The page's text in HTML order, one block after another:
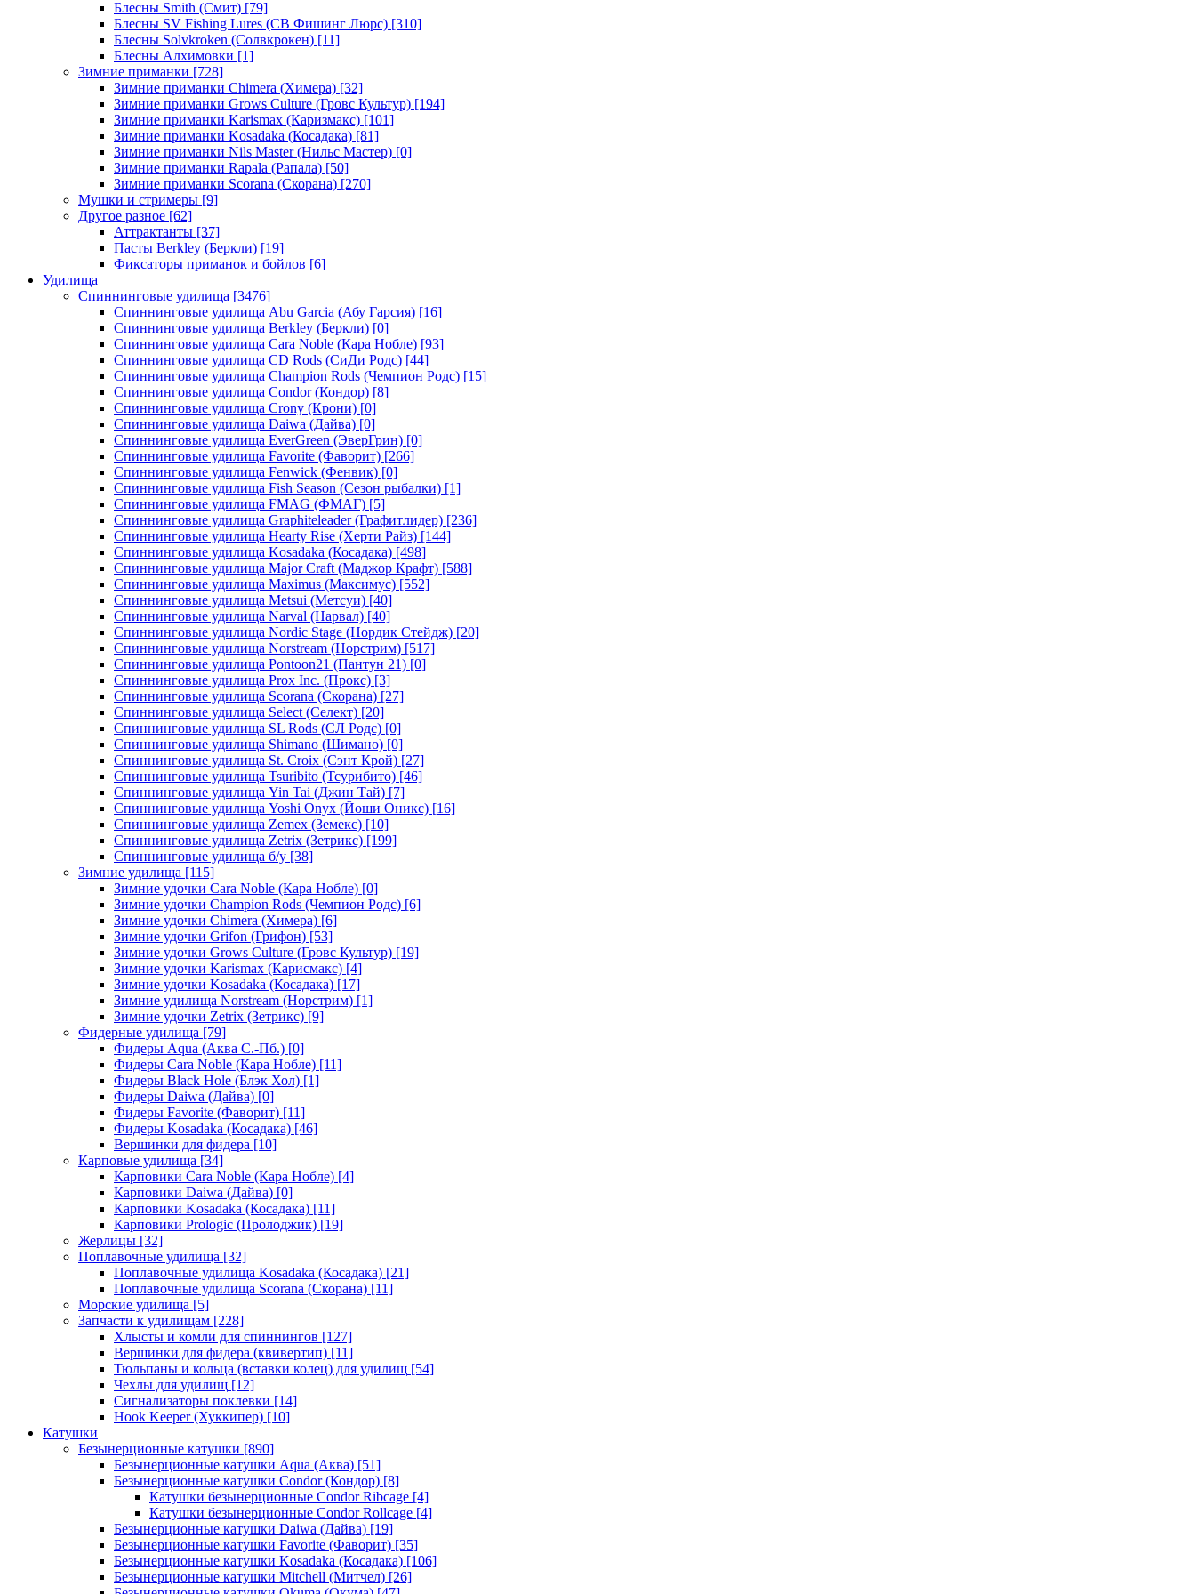
Блесны Smith (Смит) [79]
Блесны SV Fishing Lures (СВ Фишинг Люрс) [310]
Блесны Solvkroken (Солвкрокен) [11]
Блесны Алхимовки [1]
Зимние приманки [728]
Зимние приманки Chimera (Химера) [32]
Зимние приманки Grows Culture (Гровс Культур) [194]
Зимние приманки Karismax (Каризмакс) [101]
Зимние приманки Kosadaka (Косадака) [81]
Зимние приманки Nils Master (Нильс Мастер) [0]
Зимние приманки Rapala (Рапала) [50]
Зимние приманки Scorana (Скорана) [270]
Мушки и стримеры [9]
Другое разное [62]
Аттрактанты [37]
Пасты Berkley (Беркли) [19]
Фиксаторы приманок и бойлов [6]
Удилища
Спиннинговые удилища [3476]
Спиннинговые удилища Abu Garcia (Абу Гарсия) [16]
Спиннинговые удилища Berkley (Беркли) [0]
Спиннинговые удилища Cara Noble (Кара Нобле) [93]
Спиннинговые удилища CD Rods (СиДи Родс) [44]
Спиннинговые удилища Champion Rods (Чемпион Родс) [15]
Спиннинговые удилища Condor (Кондор) [8]
Спиннинговые удилища Crony (Крони) [0]
Спиннинговые удилища Daiwa (Дайва) [0]
Спиннинговые удилища EverGreen (ЭверГрин) [0]
Спиннинговые удилища Favorite (Фаворит) [266]
Спиннинговые удилища Fenwick (Фенвик) [0]
Спиннинговые удилища Fish Season (Сезон рыбалки) [1]
Спиннинговые удилища FMAG (ФМАГ) [5]
Спиннинговые удилища Graphiteleader (Графитлидер) [236]
Спиннинговые удилища Hearty Rise (Херти Райз) [144]
Спиннинговые удилища Kosadaka (Косадака) [498]
Спиннинговые удилища Major Craft (Маджор Крафт) [588]
Спиннинговые удилища Maximus (Максимус) [552]
Спиннинговые удилища Metsui (Метсуи) [40]
Спиннинговые удилища Narval (Нарвал) [40]
Спиннинговые удилища Nordic Stage (Нордик Стейдж) [20]
Спиннинговые удилища Norstream (Норстрим) [517]
Спиннинговые удилища Pontoon21 (Пантун 21) [0]
Спиннинговые удилища Prox Inc. (Прокс) [3]
Спиннинговые удилища Scorana (Скорана) [27]
Спиннинговые удилища Select (Селект) [20]
Спиннинговые удилища SL Rods (СЛ Родс) [0]
Спиннинговые удилища Shimano (Шимано) [0]
Спиннинговые удилища St. Croix (Сэнт Крой) [27]
Спиннинговые удилища Tsuribito (Тсурибито) [46]
Спиннинговые удилища Yin Tai (Джин Тай) [7]
Спиннинговые удилища Yoshi Onyx (Йоши Оникс) [16]
Спиннинговые удилища Zemex (Земекс) [10]
Спиннинговые удилища Zetrix (Зетрикс) [199]
Спиннинговые удилища б/у [38]
Зимние удилища [115]
Зимние удочки Cara Noble (Кара Нобле) [0]
Зимние удочки Champion Rods (Чемпион Родс) [6]
Зимние удочки Chimera (Химера) [6]
Зимние удочки Grifon (Грифон) [53]
Зимние удочки Grows Culture (Гровс Культур) [19]
Зимние удочки Karismax (Карисмакс) [4]
Зимние удочки Kosadaka (Косадака) [17]
Зимние удилища Norstream (Норстрим) [1]
Зимние удочки Zetrix (Зетрикс) [9]
Фидерные удилища [79]
Фидеры Aqua (Аква С.-Пб.) [0]
Фидеры Cara Noble (Кара Нобле) [11]
Фидеры Black Hole (Блэк Хол) [1]
Фидеры Daiwa (Дайва) [0]
Фидеры Favorite (Фаворит) [11]
Фидеры Kosadaka (Косадака) [46]
Вершинки для фидера [10]
Карповые удилища [34]
Карповики Cara Noble (Кара Нобле) [4]
Карповики Daiwa (Дайва) [0]
Карповики Kosadaka (Косадака) [11]
Карповики Prologic (Пролоджик) [19]
Жерлицы [32]
Поплавочные удилища [32]
Поплавочные удилища Kosadaka (Косадака) [21]
Поплавочные удилища Scorana (Скорана) [11]
Морские удилища [5]
Запчасти к удилищам [228]
Хлысты и комли для спиннингов [127]
Вершинки для фидера (квивертип) [11]
Тюльпаны и кольца (вставки колец) для удилищ [54]
Чехлы для удилищ [12]
Сигнализаторы поклевки [14]
Hook Keeper (Хуккипер) [10]
Катушки
Безынерционные катушки [890]
Безынерционные катушки Aqua (Аква) [51]
Безынерционные катушки Condor (Кондор) [8]
Катушки безынерционные Condor Ribcage [4]
Катушки безынерционные Condor Rollcage [4]
Безынерционные катушки Daiwa (Дайва) [19]
Безынерционные катушки Favorite (Фаворит) [35]
Безынерционные катушки Kosadaka (Косадака) [106]
Безынерционные катушки Mitchell (Митчел) [26]